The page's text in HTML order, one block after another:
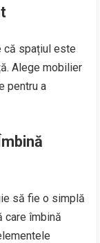
că spațiul este
Alege mobilier
pentru a
să fie o simplă
care îmbină